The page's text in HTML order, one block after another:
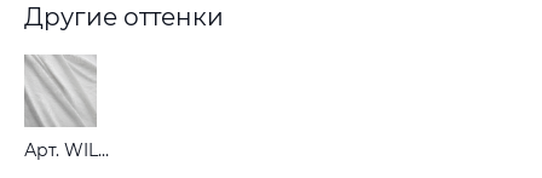
Другие оттенки
Арт. WILLOW BOUGH SHEER CHALK